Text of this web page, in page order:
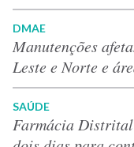
DMAE
Manutenções
Leste e Norte e
SAÚDE
Farmácia